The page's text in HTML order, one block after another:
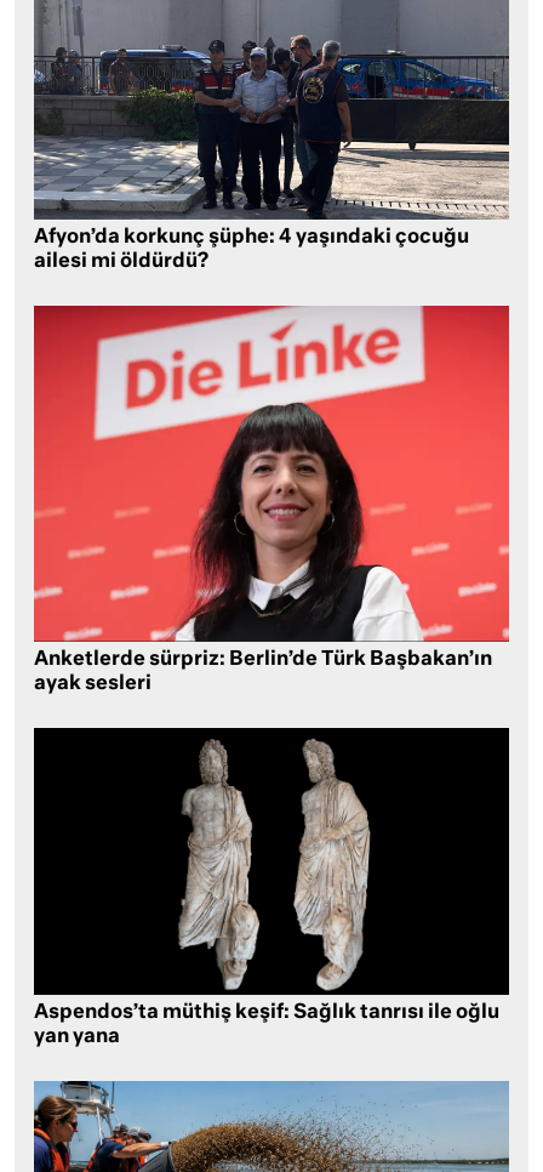
Afyon’da korkunç şüphe: 4 yaşındaki çocuğu
ailesi mi öldürdü?
Anketlerde sürpriz: Berlin’de Türk Başbakan’ın
ayak sesleri
Aspendos’ta müthiş keşif: Sağlık tanrısı ile oğlu
yan yana